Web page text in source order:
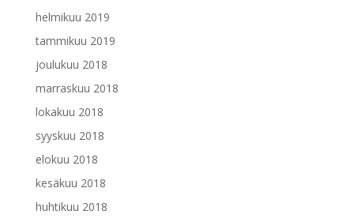
helmikuu 2019
tammikuu 2019
joulukuu 2018
marraskuu 2018
lokakuu 2018
syyskuu 2018
elokuu 2018
kesäkuu 2018
huhtikuu 2018